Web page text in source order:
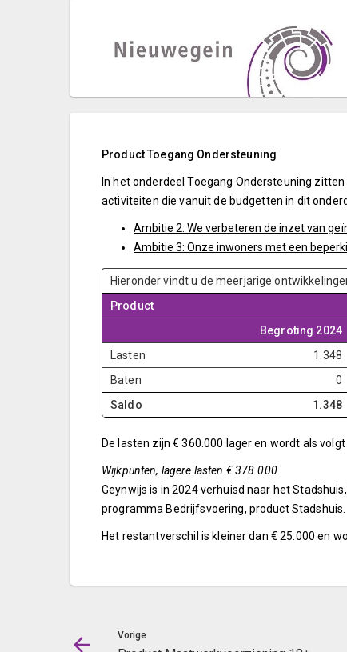
Product Toegang Ondersteuning
In het onderdeel Toegang Ondersteuning
activiteiten die vanuit de budgetten in dit
Ambitie 2: We verbeteren de inzet van
Ambitie 3: Onze inwoners met een
Hieronder vindt u de meerjarige
Product
Begroting 2024
Lasten
1.348
Baten
0
Saldo
1.348
De lasten zijn € 360.000 lager en wordt als volgt
Wijkpunten, lagere lasten € 378.000.
Geynwijs is in 2024 verhuisd naar het
programma Bedrijfsvoering, product Stadshuis.
Het restantverschil is kleiner dan € 25.000 en
Vorige